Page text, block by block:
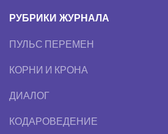
РУБРИКИ ЖУРНАЛА
ПУЛЬС ПЕРЕМЕН
КОРНИ И КРОНА
ДИАЛОГ
КОДАРОВЕДЕНИЕ